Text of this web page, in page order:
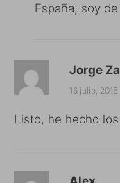
España, soy
Jorge
16 julio,
Listo, he hecho